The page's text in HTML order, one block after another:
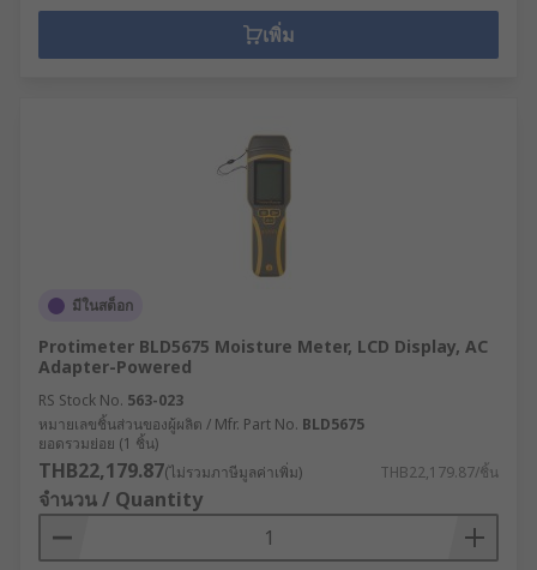
เพิ่ม
มีในสต็อก
Protimeter BLD5675 Moisture Meter, LCD Display, AC
Adapter-Powered
RS Stock No. 563-023
หมายเลขชิ้นส่วนของผู้ผลิต / Mfr. Part No. BLD5675
ยอดรวมย่อย (1 ชิ้น)
THB22,179.87(ไม่รวมภาษีมูลค่าเพิ่ม) THB22,179.87/ชิ้น
จำนวน / Quantity